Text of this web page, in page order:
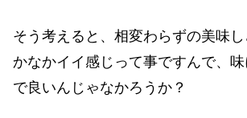
そう考えると、相変わらずの美味
かなかイイ感じって事ですんで、
で良いんじゃなかろうか？